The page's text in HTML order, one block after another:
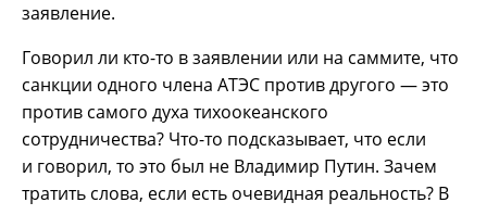
заявление.
Говорил ли кто-то в заявлении или на саммите, что
санкции одного члена АТЭС против другого — это
против самого духа тихоокеанского
сотрудничества? Что-то подсказывает, что если
и говорил, то это был не Владимир Путин. Зачем
тратить слова, если есть очевидная реальность? В